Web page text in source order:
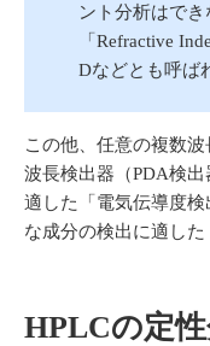
ント分析はでき
「Refractive
Dなどとも呼ば
この他、任意の複数
波長検出器（PDA検
適した「電気伝導度
な成分の検出に適した
HPLCの定